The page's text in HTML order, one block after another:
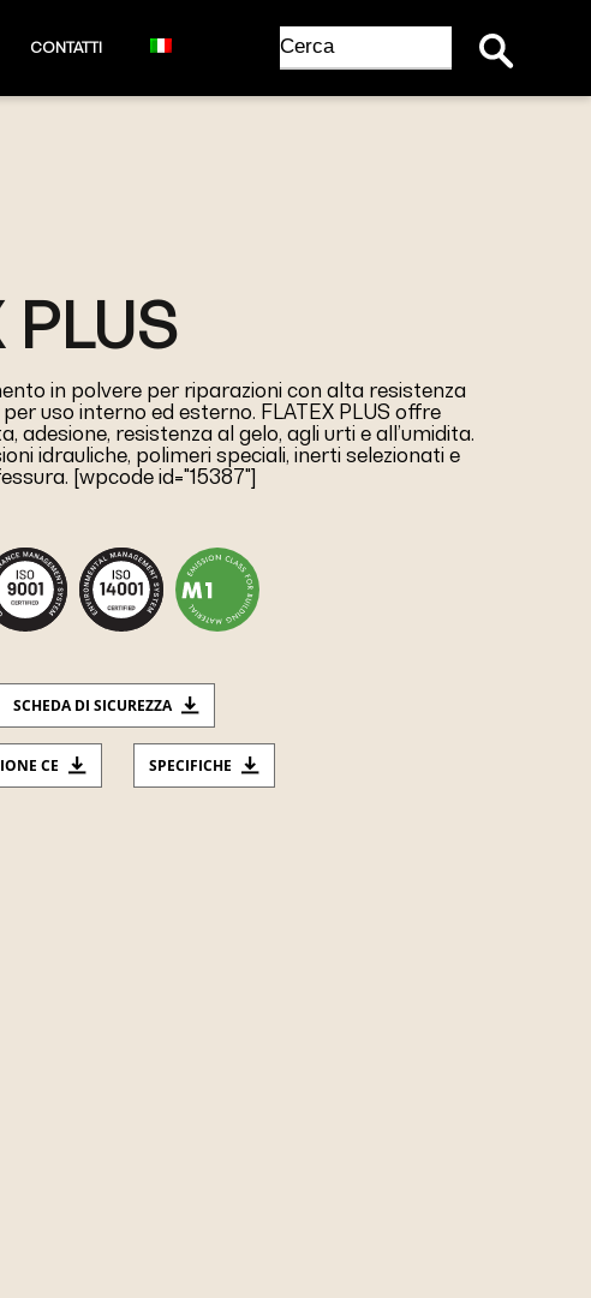
CONTATTI
for:
PLUS
in polvere per riparazioni con alta resistenza
uso interno ed esterno. FLATEX PLUS offre
adesione, resistenza al gelo, agli urti e all’umidita.
idrauliche, polimeri speciali, inerti selezionati e
[wpcode id="15387"]
SCHEDA DI SICUREZZA
CE SPECIFICHE